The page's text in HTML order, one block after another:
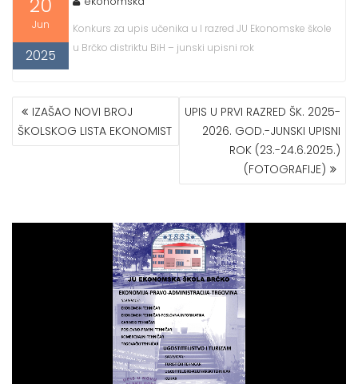
Jun
2025
Konkurs za upis učenika u I razred JU Ekonomske škole
u Brčko distriktu BiH – junski upisni rok
POST
NAVIGATION
IZAŠAO NOVI BROJ
ŠKOLSKOG LISTA EKONOMIST
UPIS U PRVI RAZRED ŠK. 2025-
2026. GOD.-JUNSKI UPISNI
ROK (23.-24.6.2025.)
(FOTOGRAFIJE)